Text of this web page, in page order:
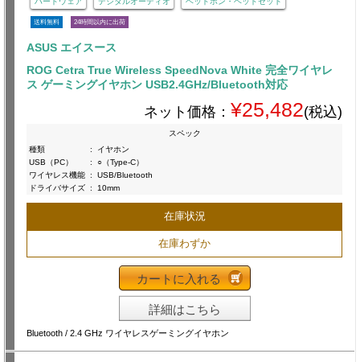
送料無料 24時間以内に出荷
ASUS エイスース
ROG Cetra True Wireless SpeedNova White 完全ワイヤレ
ス ゲーミングイヤホン USB2.4GHz/Bluetooth対応
ネット価格： ¥25,482(税込)
スペック
種類
:
イヤホン
USB（PC）
:
○（Type-C）
ワイヤレス機能 :
USB/Bluetooth
ドライバサイズ : 10mm
在庫状況
在庫わずか
カートに入れる
詳細はこちら
Bluetooth / 2.4 GHz ワイヤレスゲーミングイヤホン